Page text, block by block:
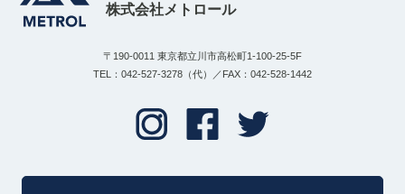
株式会社メトロール
〒190-0011 東京都立川市高松町1-100-25-5F
TEL：042-527-3278（代）／FAX：042-528-1442